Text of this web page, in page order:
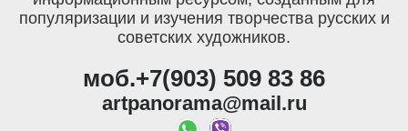
популяризации и изучения творчества русских и
советских художников.
моб.+7(903) 509 83 86
artpanorama@mail.ru